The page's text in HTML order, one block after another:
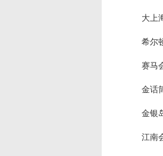
大上
希尔
赛马
金话
金银
江南